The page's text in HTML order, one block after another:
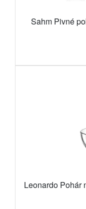
Sahm Pivné
Leonardo Pohár